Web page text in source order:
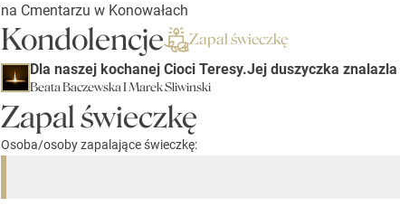
na Cmentarzu w Konowałach
Kondolencje
Zapal świeczkę
Dla naszej kochanej Cioci Teresy.Jej duszyczka
Beata Baczewska I Marek Sliwinski
Zapal świeczkę
Osoba/osoby zapalające świeczkę: